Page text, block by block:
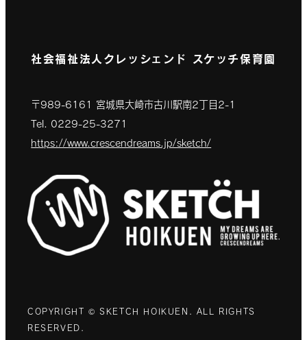
社会福祉法人クレッシェンド スケッチ保育園
〒989-6161 宮城県大崎市古川駅南2丁目2-1
Tel. 0229-25-3271
https://www.crescendreams.jp/sketch/
COPYRIGHT © SKETCH HOIKUEN. ALL RIGHTS
RESERVED.